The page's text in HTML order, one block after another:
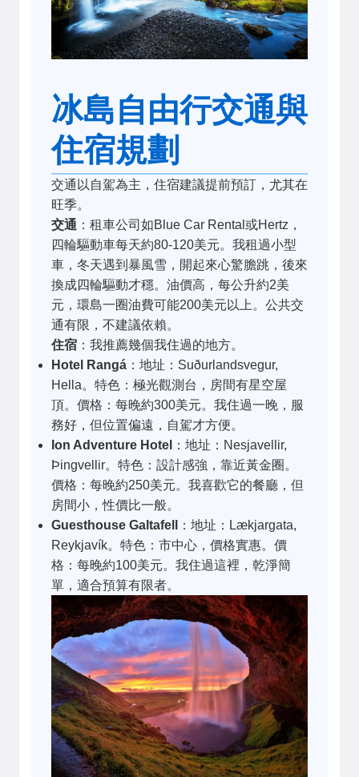
冰島自由行交通與
住宿規劃
交通以自駕為主，住宿建議提前預訂，尤其在
旺季。
交通 ：租車公司如Blue Car Rental或Hertz，
四輪驅動車每天約80-120美元。我租過小型
車，冬天遇到暴風雪，開起來心驚膽跳，後來
換成四輪驅動才穩。油價高，每公升約2美
元，環島一圈油費可能200美元以上。公共交
通有限，不建議依賴。
住宿 ：我推薦幾個我住過的地方。
Hotel Rangá ：地址：Suðurlandsvegur,
Hella。特色：極光觀測台，房間有星空屋
頂。價格：每晚約300美元。我住過一晚，服
務好，但位置偏遠，自駕才方便。
Ion Adventure Hotel
：地址：Nesjavellir,
Þingvellir。特色：設計感強，靠近黃金圈。
價格：每晚約250美元。我喜歡它的餐廳，但
房間小，性價比一般。
Guesthouse Galtafell
：地址：Lækjargata,
Reykjavík。特色：市中心，價格實惠。價
格：每晚約100美元。我住過這裡，乾淨簡
單，適合預算有限者。